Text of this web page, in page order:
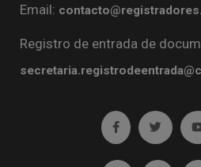
Email:
Registro de entrada de
Ir a facebook
Ir a